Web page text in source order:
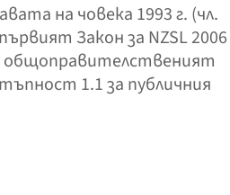
на човека 1993 г. (чл.
Закон за NZSL 2006
общоправителственият
1.1 за публичния